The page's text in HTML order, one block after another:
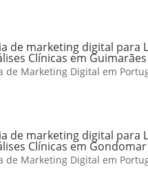
de marketing digital para
Clínicas em Guimarães
de Marketing Digital em
de marketing digital para
Clínicas em Gondomar
de Marketing Digital em